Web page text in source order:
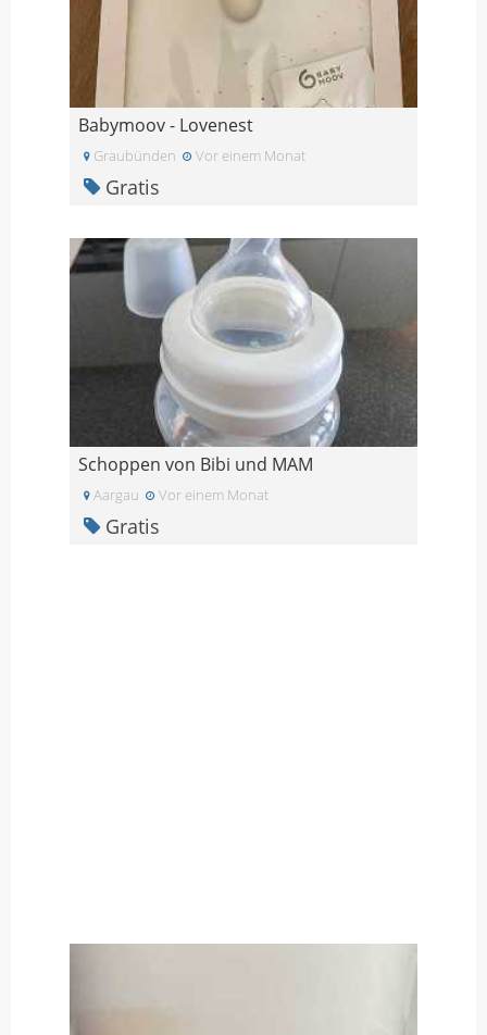
Babymoov - Lovenest
Graubünden Vor einem Monat
Gratis
Schoppen von Bibi und MAM
Aargau Vor einem Monat
Gratis